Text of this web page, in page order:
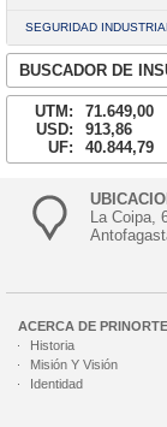
SEGURIDAD INDUSTRIAL
BUSCADOR DE
UTM:
71.649,00
USD:
913,86
UF:
40.844,79
La Coipa,
ACERCA DE PRINORTE
Historia
Misión Y Visión
Identidad